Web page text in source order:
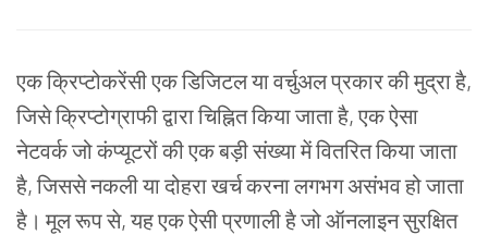
एक क्रिप्टोकरेंसी एक डिजिटल या वर्चुअल प्रकार की मुद्रा है,
जिसे क्रिप्टोग्राफी द्वारा चिह्नित किया जाता है, एक ऐसा
नेटवर्क जो कंप्यूटरों की एक बड़ी संख्या में वितरित किया जाता
है, जिससे नकली या दोहरा खर्च करना लगभग असंभव हो जाता
है। मूल रूप से, यह एक ऐसी प्रणाली है जो ऑनलाइन सुरक्षित